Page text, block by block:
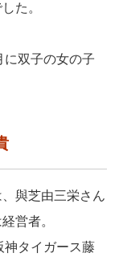
た。
に双子の女の子
與芝由三栄さん
営者。
神タイガース藤